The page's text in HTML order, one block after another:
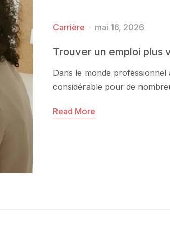
Carrière mai 16, 2026
Trouver un emploi plus
Dans le monde
considérable pour de
Read More